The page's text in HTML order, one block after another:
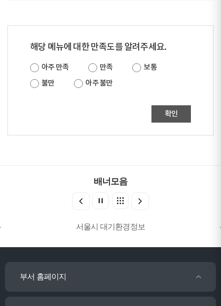
해당 메뉴에 대한 만족도를 알려주세요.
아주 만족 만족
보통
불만
아주 불만
확인
배너모음
서울시 대기환경정보
부서 홈페이지